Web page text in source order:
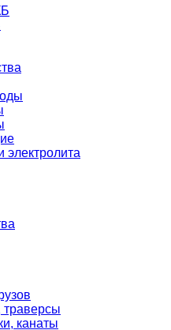
электролита
траверсы
канаты